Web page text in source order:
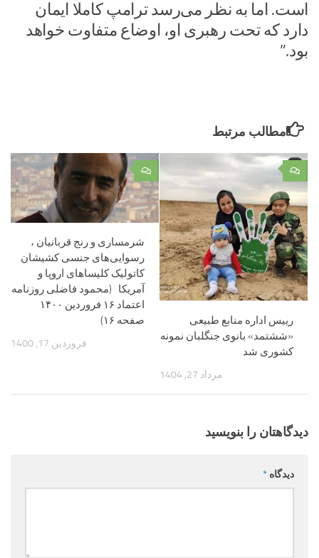
است. اما به نظر می‌رسد ترامپ کاملا ایمان
دارد که تحت رهبری او، اوضاع متفاوت خواهد
بود.”
مطالب مرتبط
۰
شرمساری و رنج‌ قربانیان ،
رسوایی‌های جنسی کشیشان
کاتولیک کلیساهای اروپا و
آمریکا (محمود فاضلی روزنامه
اعتماد ۱۶ فروردین ۱۴۰۰
صفحه ۱۶)
فروردین 17, 1400
۰
رییس اداره منابع طبیعی
«ششتمد» بانوی جنگلبان نمونه
کشوری شد
مرداد 27, 1404
دیدگاهتان را بنویسید
دیدگاه *